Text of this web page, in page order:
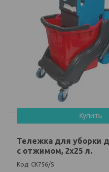
Купить
Тележка для уборки
с отжимом, 2х25 л.
CK756/S